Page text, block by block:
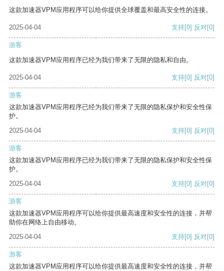
这款加速器VPM应用程序可以给你提供全球覆盖和最高安全性的连接。
2025-04-04 支持[0] 反对[0]
游客
这款加速器VPM应用程序已经为我们带来了无限的隐私和自由。
2025-04-04 支持[0] 反对[0]
游客
这款加速器VPM应用程序已经为我们带来了无限的隐私保护和安全性保
护。
2025-04-04
支持[0] 反对[0]
游客
这款加速器VPM应用程序已经为我们带来了无限的隐私保护和安全性保
护。
2025-04-04
支持[0] 反对[0]
游客
这款加速器VPM应用程序可以给你提供最高速度和安全性的连接，并帮
助你在网络上自由移动。
2025-04-04
支持[0] 反对[0]
游客
这款加速器VPM应用程序可以给你提供最高速度和安全性的连接，并帮